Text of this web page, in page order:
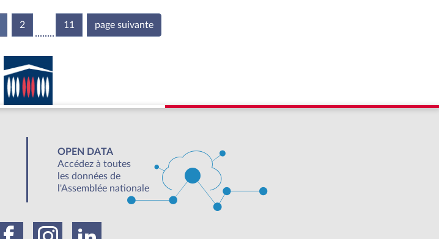
(current)
2 11 page suivante
OPEN DATA
Accédez à toutes
les données de
l'Assemblée nationale